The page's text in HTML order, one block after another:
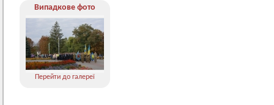
Випадкове фото
Перейти до галереї